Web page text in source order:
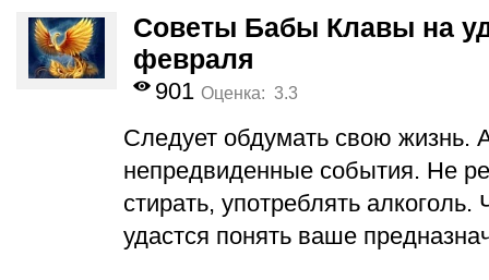
Советы Бабы Клавы на
февраля
901 Оценка: 3.3
Следует обдумать свою жизнь.
непредвиденные события. Не
стирать, употреблять
удастся понять ваше